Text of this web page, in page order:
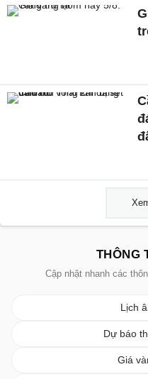
THÔNG
Cập nhật nhanh các
Lịch
Dự báo
Giá